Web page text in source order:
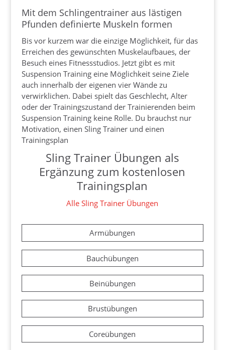
Mit dem Schlingentrainer aus lästigen
Pfunden definierte Muskeln formen
Bis vor kurzem war die einzige Möglichkeit, für das
Erreichen des gewünschten Muskelaufbaues, der
Besuch eines Fitnessstudios. Jetzt gibt es mit
Suspension Training eine Möglichkeit seine Ziele
auch innerhalb der eigenen vier Wände zu
verwirklichen. Dabei spielt das Geschlecht, Alter
oder der Trainingszustand der Trainierenden beim
Suspension Training keine Rolle. Du brauchst nur
Motivation, einen Sling Trainer und einen
Trainingsplan
Sling Trainer Übungen als
Ergänzung zum kostenlosen
Trainingsplan
Alle Sling Trainer Übungen
Armübungen
Bauchübungen
Beinübungen
Brustübungen
Coreübungen